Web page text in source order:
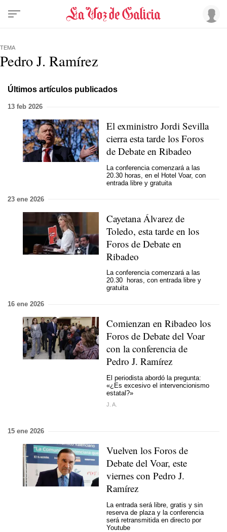
TEMA
Pedro J. Ramírez
Últimos artículos publicados
13 feb 2026
El exministro Jordi Sevilla
cierra esta tarde los Foros
de Debate en Ribadeo
La conferencia comenzará a las
20.30 horas, en el Hotel Voar, con
entrada libre y gratuita
23 ene 2026
Cayetana Álvarez de
Toledo, esta tarde en los
Foros de Debate en
Ribadeo
La conferencia comenzará a las
20.30 horas, con entrada libre y
gratuita
16 ene 2026
Comienzan en Ribadeo los
Foros de Debate del Voar
con la conferencia de
Pedro J. Ramírez
El periodista abordó la pregunta:
«¿Es excesivo el intervencionismo
estatal?»
J. A.
15 ene 2026
Vuelven los Foros de
Debate del Voar, este
viernes con Pedro J.
Ramírez
La entrada será libre, gratis y sin
reserva de plaza y la conferencia
será retransmitida en directo por
Youtube